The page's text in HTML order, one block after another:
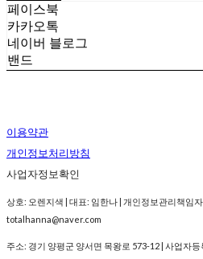
페이스북
카카오톡
네이버 블로그
밴드
이용약관
개인정보처리방침
사업자정보확인
상호: 오렌지색 | 대표: 임한나 | 개인정보관리책임
totalhanna@naver.com
주소: 경기 양평군 양서면 목왕로 573-12 | 사업자등